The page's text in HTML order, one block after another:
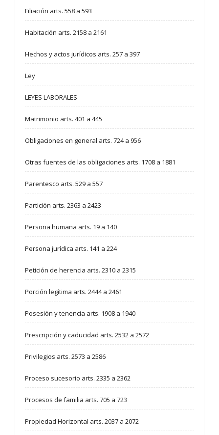
Filiación arts. 558 a 593
Habitación arts. 2158 a 2161
Hechos y actos jurídicos arts. 257 a 397
Ley
LEYES LABORALES
Matrimonio arts. 401 a 445
Obligaciones en general arts. 724 a 956
Otras fuentes de las obligaciones arts. 1708 a 1881
Parentesco arts. 529 a 557
Partición arts. 2363 a 2423
Persona humana arts. 19 a 140
Persona jurídica arts. 141 a 224
Petición de herencia arts. 2310 a 2315
Porción legítima arts. 2444 a 2461
Posesión y tenencia arts. 1908 a 1940
Prescripción y caducidad arts. 2532 a 2572
Privilegios arts. 2573 a 2586
Proceso sucesorio arts. 2335 a 2362
Procesos de familia arts. 705 a 723
Propiedad Horizontal arts. 2037 a 2072